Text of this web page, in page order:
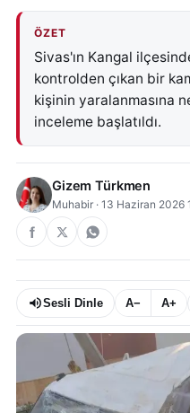
ÖZET
Sivas'ın Kangal
kontrolden çıkan bir
kişinin yaralanmasına
inceleme başlatıldı.
Gizem Türkmen
Muhabir · 13 Haziran 2026
Sesli Dinle A− A+